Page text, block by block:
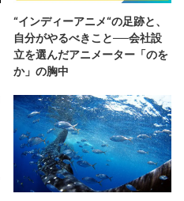
“インディーアニメ“の足跡と、
自分がやるべきこと──会社設
立を選んだアニメーター「のを
か」の胸中